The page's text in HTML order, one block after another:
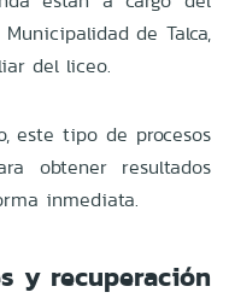
de Talca,
del liceo.
este tipo de procesos
obtener resultados
inmediata.
y recuperación